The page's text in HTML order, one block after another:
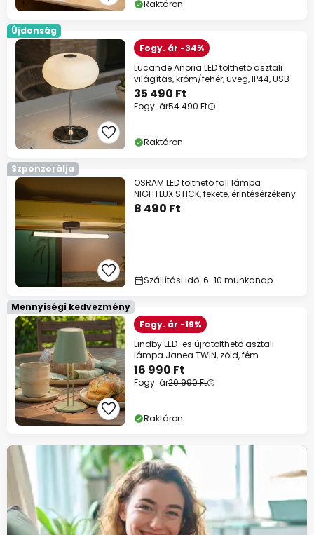
Raktáron
Újdonság
Fogy. ár -34%
Lucande Anoria LED tölthető asztali
világítás, króm/fehér, üveg, IP44, USB
35 490 Ft
Fogy. ár54 490 Ft
Raktáron
Szponzorálja
OSRAM LED tölthető fali lámpa
NIGHTLUX STICK, fekete, érintésérzékeny
8 490 Ft
Szállítási idő: 6-10 munkanap
Mennyiségi kedvezmény
Fogy. ár -19%
Lindby LED-es újratölthető asztali
lámpa Janea TWIN, zöld, fém
16 990 Ft
Fogy. ár20 990 Ft
Raktáron